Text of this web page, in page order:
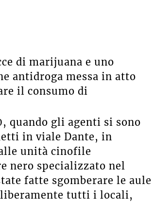
di marijuana e uno
antidroga messa in atto
il consumo di
quando gli agenti si sono
in viale Dante, in
unità cinofile
nero specializzato nel
fatte sgomberare le aule
tutti i locali,